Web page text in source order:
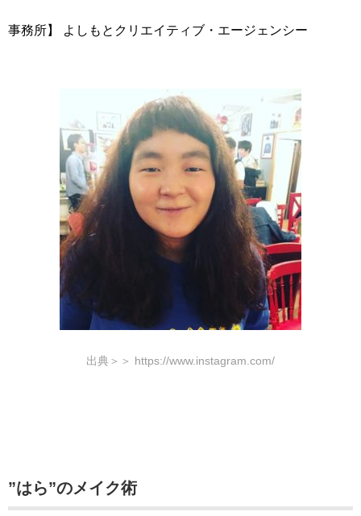
事務所】 よしもとクリエイティブ・エージェンシー
出典＞＞ https://www.instagram.com/
”はら”のメイク術